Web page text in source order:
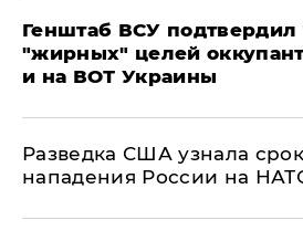
Генштаб ВСУ
"жирных" целей
и на ВОТ Украины
Разведка США узнала
нападения России на